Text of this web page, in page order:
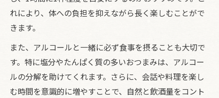
れにより、体への負担を抑えながら長く楽しむことがで
きます。
また、アルコールと一緒に必ず食事を摂ることも大切で
す。特に塩分やたんぱく質の多いおつまみは、アルコー
ルの分解を助けてくれます。さらに、会話や料理を楽し
む時間を意識的に増やすことで、自然と飲酒量をコント